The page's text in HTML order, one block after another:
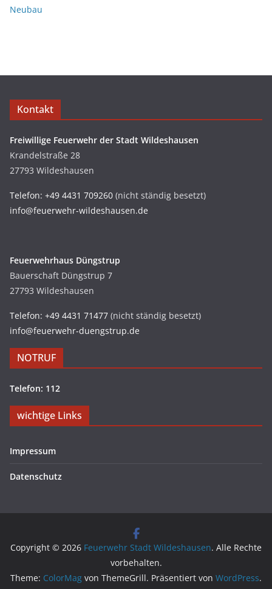
Neubau
Kontakt
Freiwillige Feuerwehr der Stadt Wildeshausen
Krandelstraße 28
27793 Wildeshausen
Telefon: +49 4431 709260 (nicht ständig besetzt)
info@feuerwehr-wildeshausen.de
Feuerwehrhaus Düngstrup
Bauerschaft Düngstrup 7
27793 Wildeshausen
Telefon: +49 4431 71477 (nicht ständig besetzt)
info@feuerwehr-duengstrup.de
NOTRUF
Telefon: 112
wichtige Links
Impressum
Datenschutz
Copyright © 2026 Feuerwehr Stadt Wildeshausen. Alle Rechte
vorbehalten.
Theme: ColorMag von ThemeGrill. Präsentiert von WordPress.